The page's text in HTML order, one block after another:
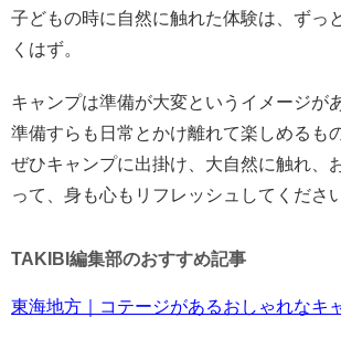
子どもの時に自然に触れた体験は、ずっ
くはず。
キャンプは準備が大変というイメージが
準備すらも日常とかけ離れて楽しめるも
ぜひキャンプに出掛け、大自然に触れ、
って、身も心もリフレッシュしてください
TAKIBI編集部のおすすめ記事
東海地方｜コテージがあるおしゃれなキ